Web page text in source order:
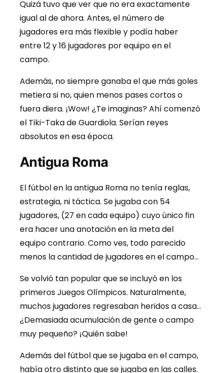
Quizá tuvo que ver que no era exactamente
igual al de ahora. Antes, el número de
jugadores era más flexible y podía haber
entre 12 y 16 jugadores por equipo en el
campo.
Además, no siempre ganaba el que más goles
metiera si no, quien menos pases cortos o
fuera diera. ¡Wow! ¿Te imaginas? Ahí comenzó
el Tiki-Taka de Guardiola. Serían reyes
absolutos en esa época.
Antigua Roma
El fútbol en la antigua Roma no tenía reglas,
estrategia, ni táctica. Se jugaba con 54
jugadores, (27 en cada equipo) cuyo único fin
era hacer una anotación en la meta del
equipo contrario. Como ves, todo parecido
menos la cantidad de jugadores en el campo…
Se volvió tan popular que se incluyó en los
primeros Juegos Olímpicos. Naturalmente,
muchos jugadores regresaban heridos a casa…
¿Demasiada acumulación de gente o campo
muy pequeño? ¡Quién sabe!
Además del fútbol que se jugaba en el campo,
había otro distinto que se jugaba en las calles.